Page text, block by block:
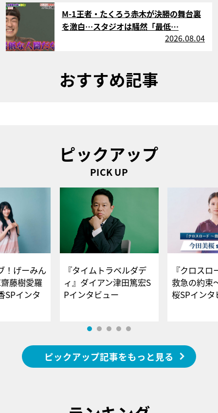
サムネイル
M-1王者・たくろう赤木が決勝の舞台裏
を激白…スタジオは騒然「最低…
2026.08.04
おすすめ記事
ピックアップ
PICK UP
！げーみん
藤樹愛羅
SPインタ
『タイムトラベルダデ
ィ』ダイアン津田篤宏S
Pインタビュー
『クロス
救急の約束
桜SPイ
ピックアップ記事をもっと見る